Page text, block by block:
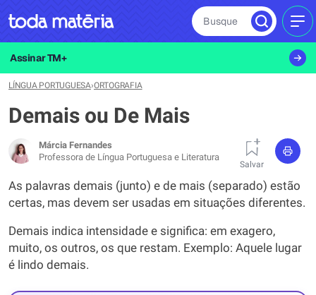
Busque
Assinar TM+
LÍNGUA PORTUGUESA›ORTOGRAFIA
Demais ou De Mais
Márcia Fernandes
Professora de Língua Portuguesa e Literatura
Salvar
As palavras demais (junto) e de mais (separado) estão
certas, mas devem ser usadas em situações diferentes.
Demais indica intensidade e significa: em exagero,
muito, os outros, os que restam. Exemplo: Aquele lugar
é lindo demais.